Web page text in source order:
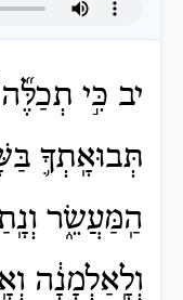
יב כִּ֣י
תְּבוּאָֽתְךָ֛
הַֽמַּעֲשֵׂ֑ר
וְלָֽאַלְמָנָ֔ה